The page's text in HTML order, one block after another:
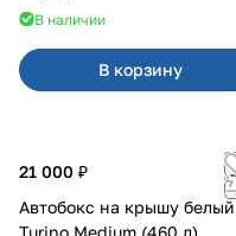
В наличии
В корзину
21 000 ₽
Автобокс на крышу белый
Turino Medium (460 л)